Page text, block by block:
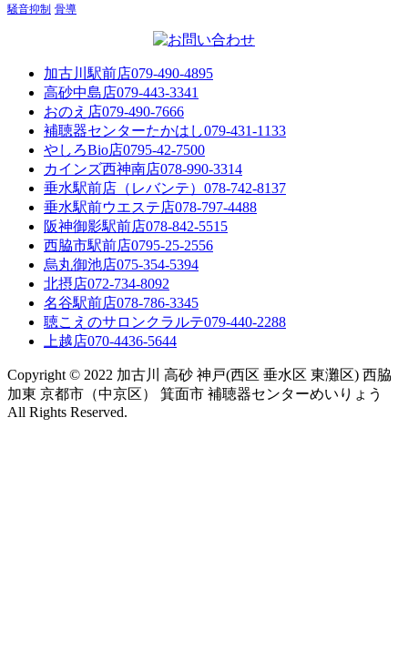
騒音抑制 骨導
加古川駅前店079-490-4895
高砂中島店079-443-3341
おのえ店079-490-7666
補聴器センターたかはし079-431-1133
やしろBio店0795-42-7500
カインズ西神南店078-990-3314
垂水駅前店（レバンテ） 078-742-8137
垂水駅前ウエステ店078-797-4488
阪神御影駅前店078-842-5515
西脇市駅前店0795-25-2556
烏丸御池店075-354-5394
北摂店072-734-8092
名谷駅前店078-786-3345
聴こえのサロンクラルテ079-440-2288
上越店070-4436-5644
Copyright © 2022 加古川 高砂 神戸(西区 垂水区 東灘区) 西脇
加東 京都市（中京区） 箕面市 補聴器センターめいりょう
All Rights Reserved.